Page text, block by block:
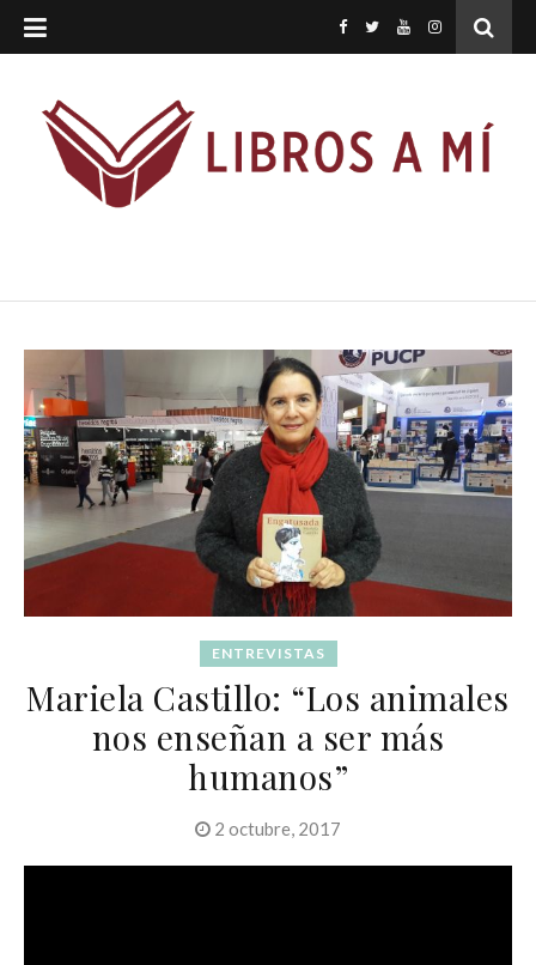
ENTREVISTAS
Mariela Castillo: “Los animales
nos enseñan a ser más
humanos”
2 octubre, 2017